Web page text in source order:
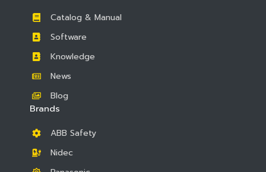
Catalog & Manual
Software
Knowledge
News
Blog
Brands
ABB Safety
Nidec